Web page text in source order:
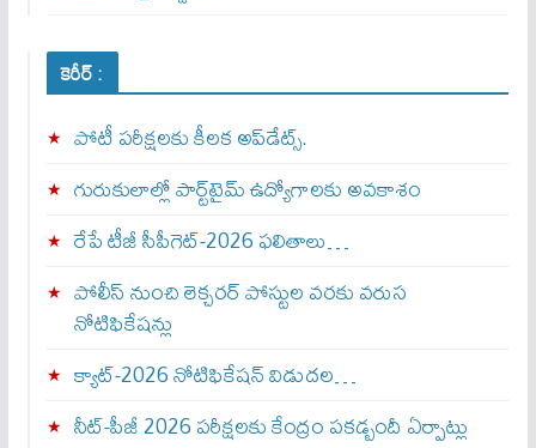
కెరీర్ :
పోటీ పరీక్షలకు కీలక అప్‌డేట్స్.
గురుకులాల్లో పార్ట్‌టైమ్ ఉద్యోగాలకు అవకాశం
రేపే టీజీ సీపీగెట్‌-2026 ఫలితాలు…
పోలీస్ నుంచి లెక్చరర్ పోస్టుల వరకు వరుస
నోటిఫికేషన్లు
క్యాట్-2026 నోటిఫికేషన్ విడుదల…
నీట్-పీజీ 2026 పరీక్షలకు కేంద్రం పకడ్బందీ ఏర్పాట్లు